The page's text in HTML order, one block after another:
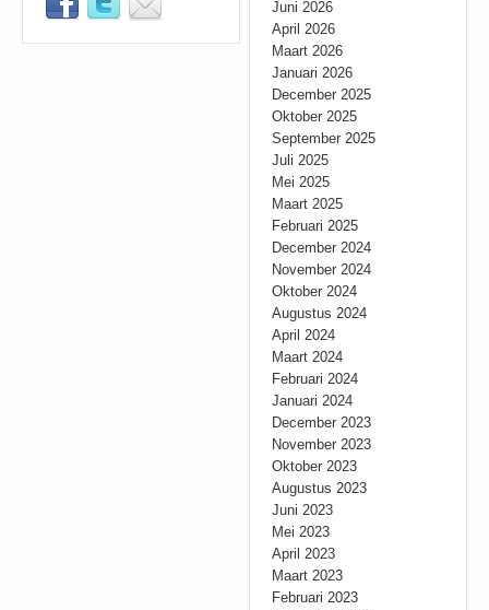
Juni 2026
April 2026
Maart 2026
Januari 2026
December 2025
Oktober 2025
September 2025
Juli 2025
Mei 2025
Maart 2025
Februari 2025
December 2024
November 2024
Oktober 2024
Augustus 2024
April 2024
Maart 2024
Februari 2024
Januari 2024
December 2023
November 2023
Oktober 2023
Augustus 2023
Juni 2023
Mei 2023
April 2023
Maart 2023
Februari 2023